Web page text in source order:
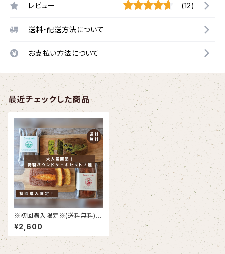
レビュー (12)
送料・配送方法について
お支払い方法について
最近チェックした商品
※初回購入限定※(送料無料)
【＠FARM特製パウンドケーキ2
種セット】
¥2,600